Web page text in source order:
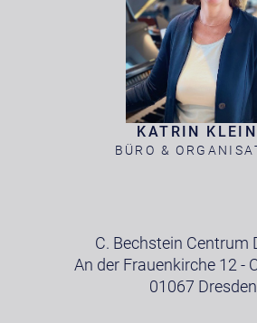
KATRIN
BÜRO &
C. Bechstein Centrum
An der Frauenkirche 12 -
01067 Dresden